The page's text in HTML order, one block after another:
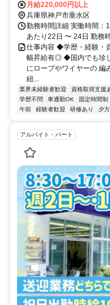
月給220,000円以上
兵庫県神戸市垂水区
勤務時間詳細 実働時間：
あたり22日 〜 24日 勤務
仕事内容 ◆学歴・経験・
幅昇給有◎ ◆国内でも珍
にロープやワイヤーの 編
紐...
業界未経験者歓迎 資格取得支援
学歴不問
車通勤OK 固定時間制
午前
経験者歓迎 研修あり 夕方
アルバイト・パート